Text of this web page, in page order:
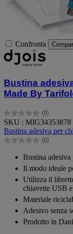
Confronta
Bustina
Made By
(0)
0.0
su
5
stelle.
SKU : MIG34353878
Bustina adesiva per
(0)
0.0
stelle.
Bustina
Il modo ideale
Utilizza il
chiavette USB
Materiale
Adesivo senza
Prodotto in